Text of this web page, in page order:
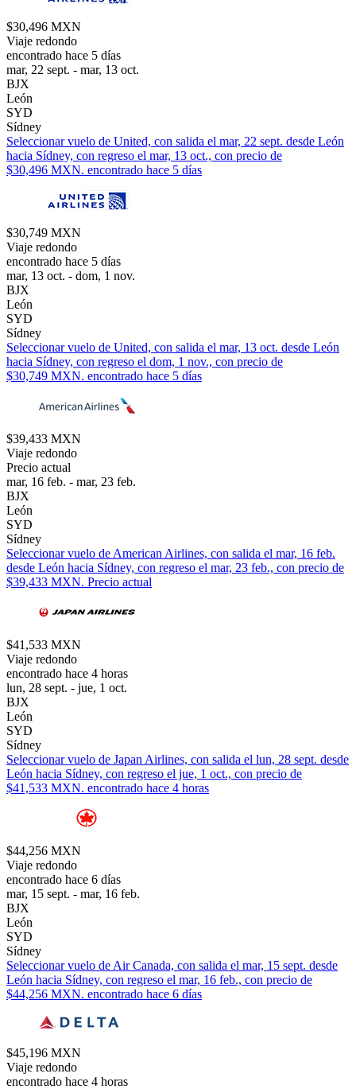
$30,496 MXN
Viaje redondo
encontrado hace 5 días
mar, 22 sept. - mar, 13 oct.
BJX
León
SYD
Sídney
Seleccionar vuelo de United, con salida el mar, 22 sept. desde León
hacia Sídney, con regreso el mar, 13 oct., con precio de
$30,496 MXN. encontrado hace 5 días
$30,749 MXN
Viaje redondo
encontrado hace 5 días
mar, 13 oct. - dom, 1 nov.
BJX
León
SYD
Sídney
Seleccionar vuelo de United, con salida el mar, 13 oct. desde León
hacia Sídney, con regreso el dom, 1 nov., con precio de
$30,749 MXN. encontrado hace 5 días
$39,433 MXN
Viaje redondo
Precio actual
mar, 16 feb. - mar, 23 feb.
BJX
León
SYD
Sídney
Seleccionar vuelo de American Airlines, con salida el mar, 16 feb.
desde León hacia Sídney, con regreso el mar, 23 feb., con precio de
$39,433 MXN. Precio actual
$41,533 MXN
Viaje redondo
encontrado hace 4 horas
lun, 28 sept. - jue, 1 oct.
BJX
León
SYD
Sídney
Seleccionar vuelo de Japan Airlines, con salida el lun, 28 sept. desde
León hacia Sídney, con regreso el jue, 1 oct., con precio de
$41,533 MXN. encontrado hace 4 horas
$44,256 MXN
Viaje redondo
encontrado hace 6 días
mar, 15 sept. - mar, 16 feb.
BJX
León
SYD
Sídney
Seleccionar vuelo de Air Canada, con salida el mar, 15 sept. desde
León hacia Sídney, con regreso el mar, 16 feb., con precio de
$44,256 MXN. encontrado hace 6 días
$45,196 MXN
Viaje redondo
encontrado hace 4 horas